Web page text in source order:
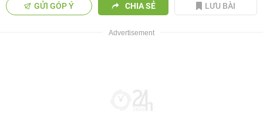
GỬI GÓP Ý CHIA SẺ LƯU BÀI